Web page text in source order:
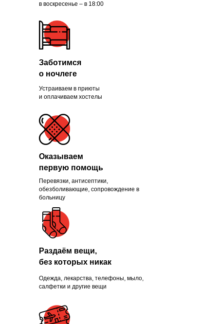
в воскресенье – в 18:00
Устраиваем в приюты
и оплачиваем хостелы
Перевязки, антисептики,
обезболивающие, сопровождение в
больницу
Заботимся
о ночлеге
Оказываем
первую помощь
Одежда, лекарства, телефоны, мыло,
салфетки и другие вещи
Раздаём вещи,
без которых никак
Помогли больше, чем
1300 нуждающихся и
продолжаем это делать
каждый день
ПРИСОЕДИНИТЬСЯ